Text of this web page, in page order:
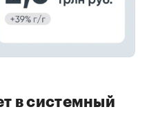
в системный